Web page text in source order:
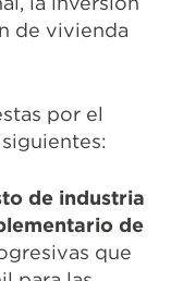
de vivienda
por el
de industria
de
que